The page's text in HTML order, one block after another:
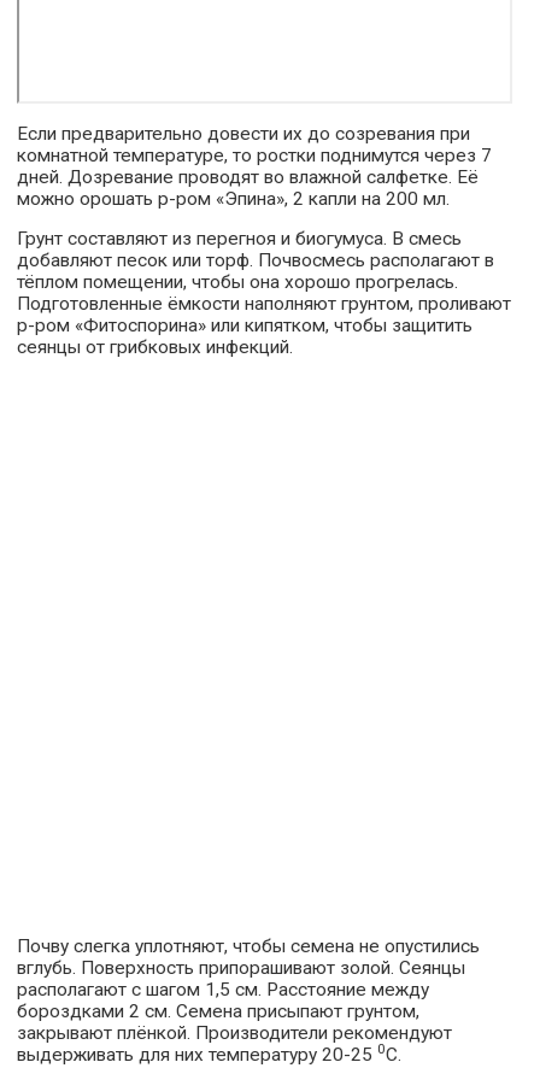
Если предварительно довести их до созревания при
комнатной температуре, то ростки поднимутся через 7
дней. Дозревание проводят во влажной салфетке. Её
можно орошать р-ром «Эпина», 2 капли на 200 мл.
Грунт составляют из перегноя и биогумуса. В смесь
добавляют песок или торф. Почвосмесь располагают в
тёплом помещении, чтобы она хорошо прогрелась.
Подготовленные ёмкости наполняют грунтом, проливают
р-ром «Фитоспорина» или кипятком, чтобы защитить
сеянцы от грибковых инфекций.
Почву слегка уплотняют, чтобы семена не опустились
вглубь. Поверхность припорашивают золой. Сеянцы
располагают с шагом 1,5 см. Расстояние между
бороздками 2 см. Семена присыпают грунтом,
закрывают плёнкой. Производители рекомендуют
выдерживать для них температуру 20-25 0С.